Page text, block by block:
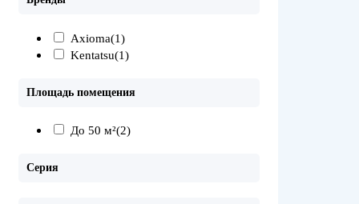
Axioma(1)
Kentatsu(1)
Площадь помещения
До 50 м²(2)
Серия